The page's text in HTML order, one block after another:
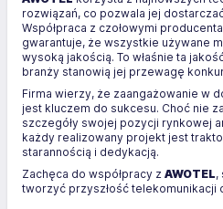
rozwiązań, co pozwala jej
Współpraca z czołowymi
gwarantuje, że wszystkie używane
wysoką jakością. To właśnie ta
branży stanowią jej przewagę
Firma wierzy, że zaangażowanie w
jest kluczem do sukcesu. Choć nie
szczegóły swojej pozycji rynkowej
każdy realizowany projekt jest
starannością i dedykacją.
Zachęca do współpracy z AWOTEL,
tworzyć przyszłość telekomunikacji